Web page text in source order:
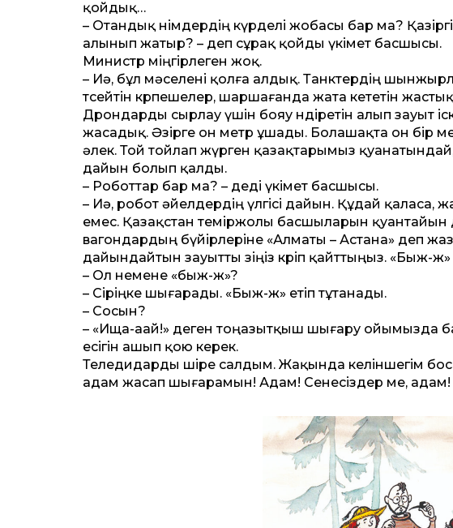
қойдық…
– Отандық өнімдердің күрделі жобасы бар ма?
алынып жатыр? – деп сұрақ қойды үкімет басшысы.
Министр міңгірлеген жоқ.
– Иә, бұл мәселені қолға алдық. Танктердің
төсейтін көрпешелер, шаршағанда жата кететін
Дрондарды сырлау үшін бояу өндіретін алып
жасадық. Әзірге он метр ұшады. Болашақта он бір
әлек. Той тойлап жүрген қазақтарымыз қуанатындай,
дайын болып қалды.
– Робот­тар бар ма? – деді үкімет басшысы.
– Иә, робот әйелдердің үлгісі дайын. Құдай қаласа,
емес. Қазақ­стан теміржолы басшыларын
вагондардың бүйірлеріне «Алматы – Астана» деп
дайындайтын зауыт­ты өзіңіз көріп қайт­тыңыз. «Быж-
– Ол немене «быж-ж»?
– Сіріңке шығарады. «Быж-ж» етіп тұтанады.
– Сосын?
– «Ища-аай!» деген тоңазытқыш шығару ойымызда
есігін ашып қою керек.
Теледидарды өшіре салдым. Жақында келіншегім
адам жасап шығарамын! Адам! Сенесіздер ме, адам!